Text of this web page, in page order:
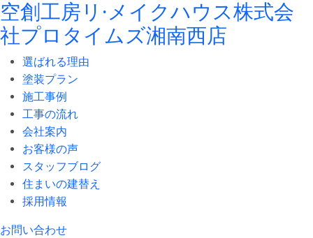
空創工房リ·メイクハウス株式会
社プロタイムズ湘南西店
選ばれる理由
塗装プラン
施工事例
工事の流れ
会社案内
お客様の声
スタッフブログ
住まいの建替え
採用情報
お問い合わせ